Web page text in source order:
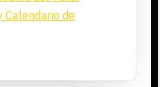
Calendario de